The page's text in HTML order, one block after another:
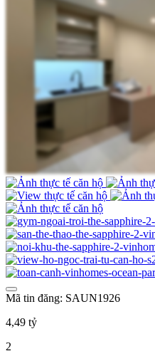
Mã tin đăng: SAUN1926
4,49 tỷ
2